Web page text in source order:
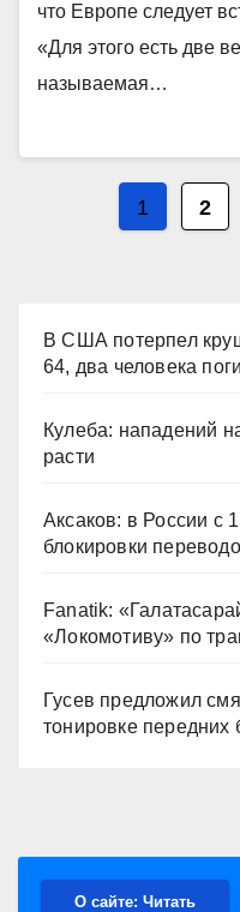
что Европе следует
«Для этого есть две
называемая…
1 2
В США потерпел
64, два человека
Кулеба: нападений
расти
Аксаков: в России с
блокировки
Fanatik:
«Локомотиву» по
Гусев предложил
тонировке передних
О сайте: Читать